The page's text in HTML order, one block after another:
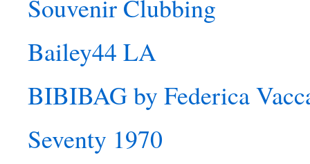
Souvenir Clubbing
Bailey44 LA
BIBIBAG by Federica
Seventy 1970